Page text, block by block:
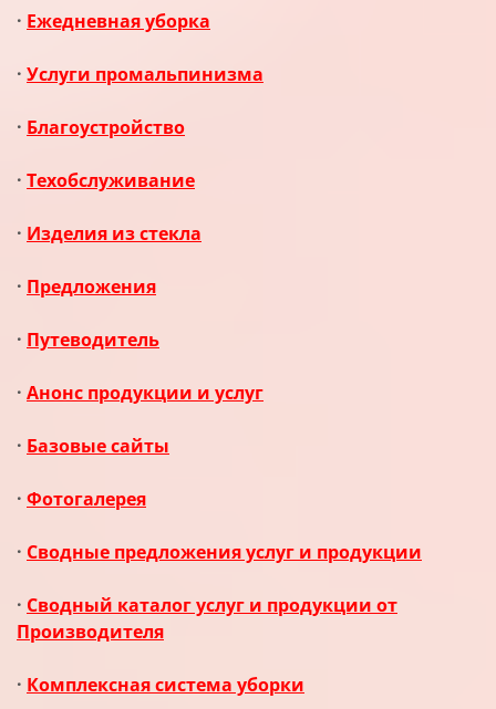
· Ежедневная уборка
· Услуги промальпинизма
· Благоустройство
· Техобслуживание
· Изделия из стекла
· Предложения
· Путеводитель
· Анонс продукции и услуг
· Базовые сайты
· Фотогалерея
· Сводные предложения услуг и продукции
· Сводный каталог услуг и продукции от
Производителя
· Комплексная система уборки